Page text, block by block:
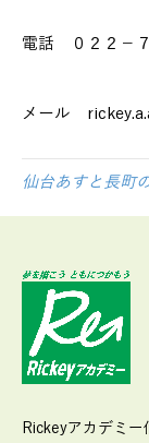
電話 ０２２－
メール
仙台あすと長町
Rickeyアカデミー